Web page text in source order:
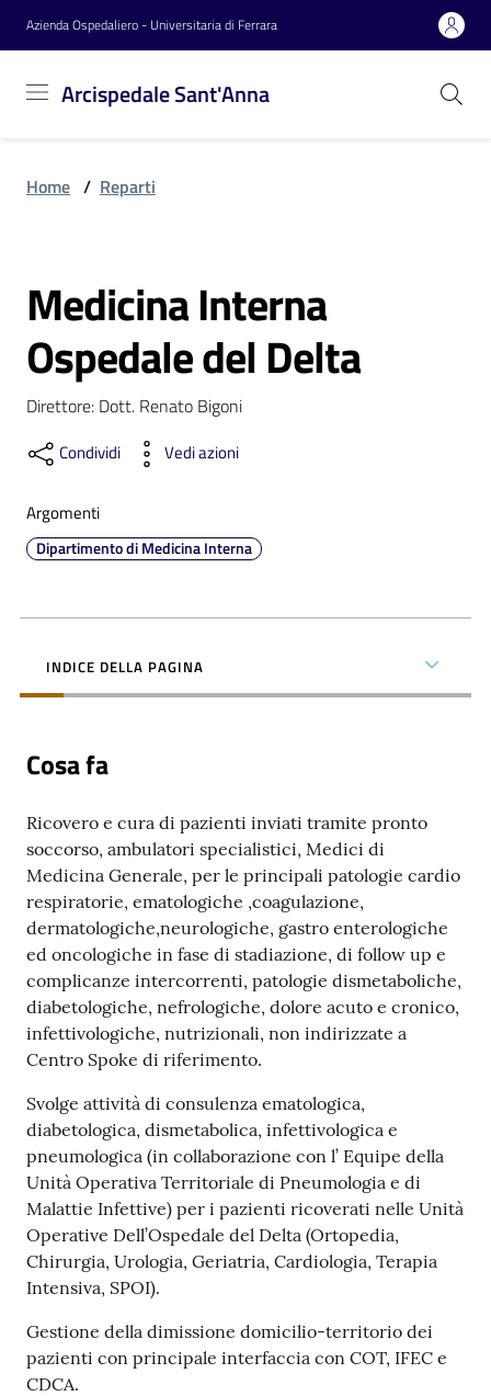
Vai al contenuto
Vai alla navigazione
Vai al footer
Azienda Ospedaliero - Universitaria di Ferrara
Arcispedale Sant'Anna
Sant'Anna
Azienda
Servizi
Reparti
Novità
d
i
S
e
r
v
i
z
i
P
r
i
t
à
d
i
g
e
n
e
r
Home / Reparti
Salta al contenuto
Medicina Interna
Ospedale del Delta
Direttore: Dott. Renato Bigoni
Condividi Vedi azioni
Argomenti
Dipartimento di Medicina Interna
INDICE DELLA PAGINA
Cosa fa
Ricovero e cura di pazienti inviati tramite pronto
soccorso, ambulatori specialistici, Medici di
Medicina Generale, per le principali patologie cardio
respiratorie, ematologiche ,coagulazione,
dermatologiche,neurologiche, gastro enterologiche
ed oncologiche in fase di stadiazione, di follow up e
complicanze intercorrenti, patologie dismetaboliche,
diabetologiche, nefrologiche, dolore acuto e cronico,
infettivologiche, nutrizionali, non indirizzate a
Centro Spoke di riferimento.
Svolge attività di consulenza ematologica,
diabetologica, dismetabolica, infettivologica e
pneumologica (in collaborazione con l’ Equipe della
Unità Operativa Territoriale di Pneumologia e di
Malattie Infettive) per i pazienti ricoverati nelle Unità
Operative Dell’Ospedale del Delta (Ortopedia,
Chirurgia, Urologia, Geriatria, Cardiologia, Terapia
Intensiva, SPOI).
Gestione della dimissione domicilio-territorio dei
pazienti con principale interfaccia con COT, IFEC e
CDCA.